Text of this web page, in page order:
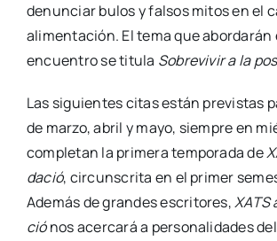
denun­ciar bulos y fal­sos mitos en el
ali­men­ta­ción. El tema que abor­da­rán
encuen­tro se titu­la Sobre­vi­vir a la
Las siguien­tes citas están pre­vis­tas
de mar­zo, abril y mayo, siem­pre en
com­ple­tan la pri­me­ra tem­po­ra­da de
da­ció, cir­cuns­cri­ta en el pri­mer
Ade­más de gran­des escri­to­res,
ciónos acer­ca­rá a per­so­na­li­da­des